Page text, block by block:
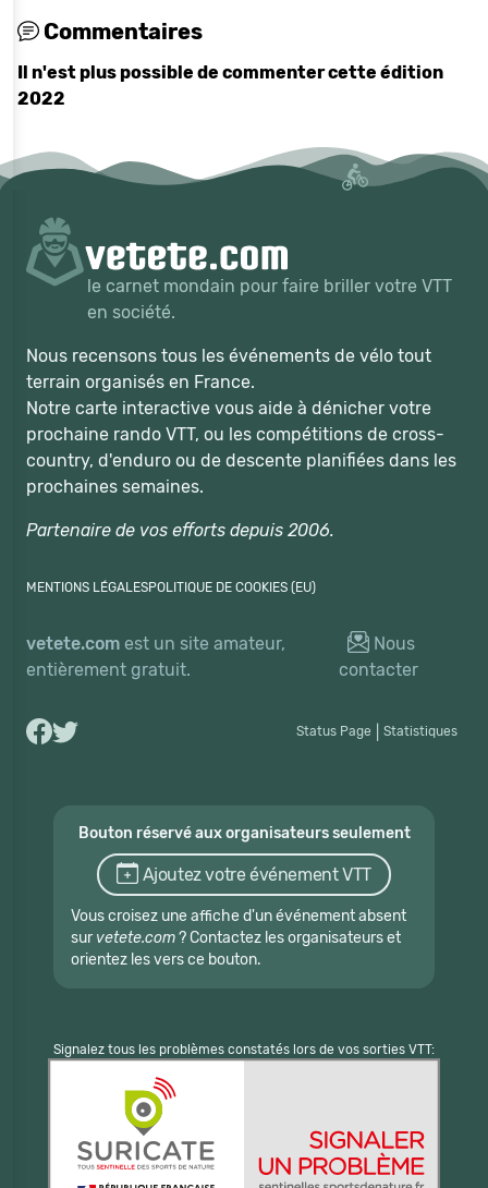
Commentaires
Il n'est plus possible de commenter cette édition
2022
le carnet mondain pour faire briller votre VTT
en société.
Nous recensons tous les événements de vélo tout
terrain organisés en France.
Notre carte interactive vous aide à dénicher votre
prochaine rando VTT, ou les compétitions de cross-
country, d'enduro ou de descente planifiées dans les
prochaines semaines.
Partenaire de vos efforts depuis 2006.
MENTIONS LÉGALESPOLITIQUE DE COOKIES (EU)
vetete.com est un site amateur,
entièrement gratuit.
Nous
contacter
Status Page Statistiques
Bouton réservé aux organisateurs seulement
Ajoutez votre événement VTT
Vous croisez une affiche d'un événement absent
sur vetete.com? Contactez les organisateurs et
orientez les vers ce bouton.
Signalez tous les problèmes constatés lors de vos sorties VTT: